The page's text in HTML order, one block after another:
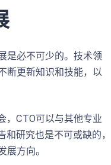
是必不可少的。技术领
断更新知识和技能，以
，CTO可以与其他专业
研究也是不可或缺的，
展方向。